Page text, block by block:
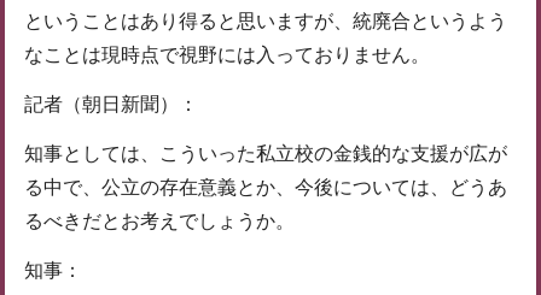
ということはあり得ると思いますが、統廃合というよう
なことは現時点で視野には入っておりません。
記者（朝日新聞）：
知事としては、こういった私立校の金銭的な支援が広が
る中で、公立の存在意義とか、今後については、どうあ
るべきだとお考えでしょうか。
知事：